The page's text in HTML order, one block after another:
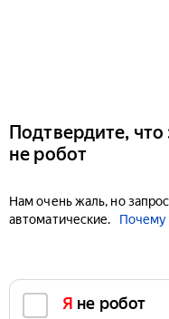
Подтвердите,
не робот
Нам очень жаль, но
автоматические.
Почему
Я не робот